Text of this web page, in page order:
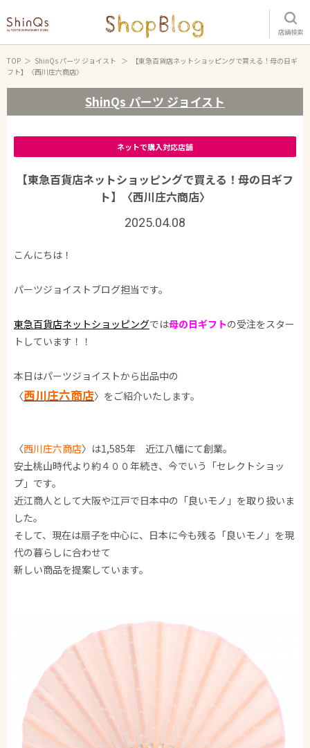
店舗検索
TOP ShinQs パーツ ジョイスト
【東急百貨店ネットショッピングで買える！母の日ギ
フト】〈西川庄六商店〉
ShinQs パーツ ジョイスト
ネットで購入対応店舗
【東急百貨店ネットショッピングで買える！母の日ギフ
ト】〈西川庄六商店〉
2025.04.08
こんにちは！
パーツジョイストブログ担当です。
東急百貨店ネットショッピングでは母の日ギフトの受注をスター
トしています！！
本日はパーツジョイストから出品中の
〈西川庄六商店〉をご紹介いたします。
〈西川庄六商店〉は1,585年 近江八幡にて創業。
安土桃山時代より約４００年続き、今でいう「セレクトショッ
プ」です。
近江商人として大阪や江戸で日本中の「良いモノ」を取り扱いま
した。
そして、現在は扇子を中心に、日本に今も残る「良いモノ」を現
代の暮らしに合わせて
新しい商品を提案しています。